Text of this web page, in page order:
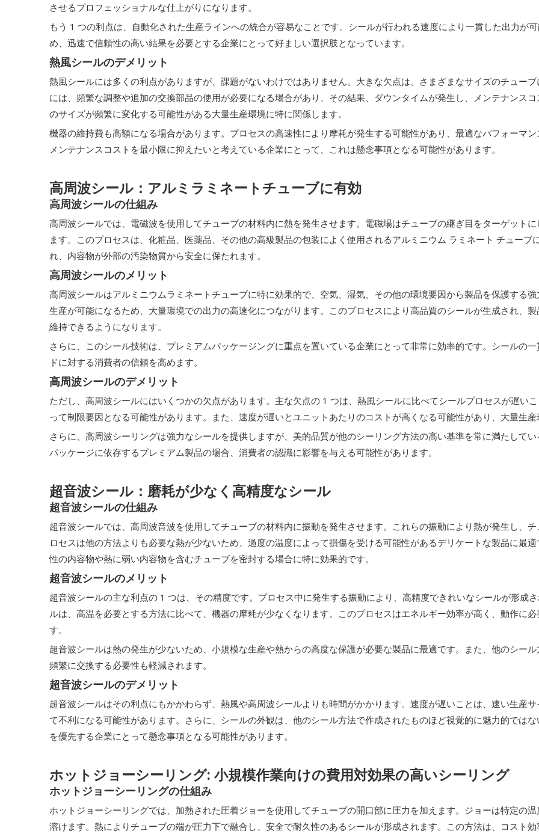
させるプロフェッショナルな仕上がりになります。
もう 1 つの利点は、自動化された生産ラインへの統合が容易なことです。シールが行われる速度により一貫した出力が
め、迅速で信頼性の高い結果を必要とする企業にとって好ましい選択肢となっています。
熱風シールのデメリット
熱風シールには多くの利点がありますが、課題がないわけではありません。大きな欠点は、さまざまなサイズのチュー
には、頻繁な調整や追加の交換部品の使用が必要になる場合があり、その結果、ダウンタイムが発生し、メンテナンス
のサイズが頻繁に変化する可能性がある大量生産環境に特に関係します。
機器の維持費も高額になる場合があります。プロセスの高速性により摩耗が発生する可能性があり、最適なパフォーマ
メンテナンスコストを最小限に抑えたいと考えている企業にとって、これは懸念事項となる可能性があります。
高周波シール：アルミラミネートチューブに有効
高周波シールの仕組み
高周波シールでは、電磁波を使用してチューブの材料内に熱を発生させます。電磁場はチューブの継ぎ目をターゲット
ます。このプロセスは、化粧品、医薬品、その他の高級製品の包装によく使用されるアルミニウム ラミネート チュー
れ、内容物が外部の汚染物質から安全に保たれます。
高周波シールのメリット
高周波シールはアルミニウムラミネートチューブに特に効果的で、空気、湿気、その他の環境要因から製品を保護する
生産が可能になるため、大量環境での出力の高速化につながります。このプロセスにより高品質のシールが生成され、
維持できるようになります。
さらに、このシール技術は、プレミアムパッケージングに重点を置いている企業にとって非常に効率的です。シールの
ドに対する消費者の信頼を高めます。
高周波シールのデメリット
ただし、高周波シールにはいくつかの欠点があります。主な欠点の 1 つは、熱風シールに比べてシールプロセスが遅い
って制限要因となる可能性があります。また、速度が遅いとユニットあたりのコストが高くなる可能性があり、大量生
さらに、高周波シーリングは強力なシールを提供しますが、美的品質が他のシーリング方法の高い基準を常に満たして
パッケージに依存するプレミアム製品の場合、消費者の認識に影響を与える可能性があります。
超音波シール：磨耗が少なく高精度なシール
超音波シールの仕組み
超音波シールでは、高周波音波を使用してチューブの材料内に振動を発生させます。これらの振動により熱が発生し、
ロセスは他の方法よりも必要な熱が少ないため、過度の温度によって損傷を受ける可能性があるデリケートな製品に最
性の内容物や熱に弱い内容物を含むチューブを密封する場合に特に効果的です。
超音波シールのメリット
超音波シールの主な利点の 1 つは、その精度です。プロセス中に発生する振動により、高精度できれいなシールが形成
ルは、高温を必要とする方法に比べて、機器の摩耗が少なくなります。このプロセスはエネルギー効率が高く、動作に
す。
超音波シールは熱の発生が少ないため、小規模な生産や熱からの高度な保護が必要な製品に最適です。また、他のシー
頻繁に交換する必要性も軽減されます。
超音波シールのデメリット
超音波シールはその利点にもかかわらず、熱風や高周波シールよりも時間がかかります。速度が遅いことは、速い生産
て不利になる可能性があります。さらに、シールの外観は、他のシール方法で作成されたものほど視覚的に魅力的では
を優先する企業にとって懸念事項となる可能性があります。
ホットジョーシーリング: 小規模作業向けの費用対効果の高いシーリング
ホットジョーシーリングの仕組み
ホットジョーシーリングでは、加熱された圧着ジョーを使用してチューブの開口部に圧力を加えます。ジョーは特定の
溶けます。熱によりチューブの端が圧力下で融合し、安全で耐久性のあるシールが形成されます。この方法は、コスト